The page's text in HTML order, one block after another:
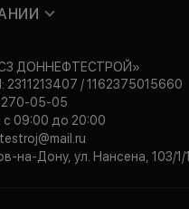
ДОННЕФТЕСТРОЙ»
/ 1162375015660
270-05-05
с 09:00 до 20:00
на-Дону, ул. Нансена, 103/1/1